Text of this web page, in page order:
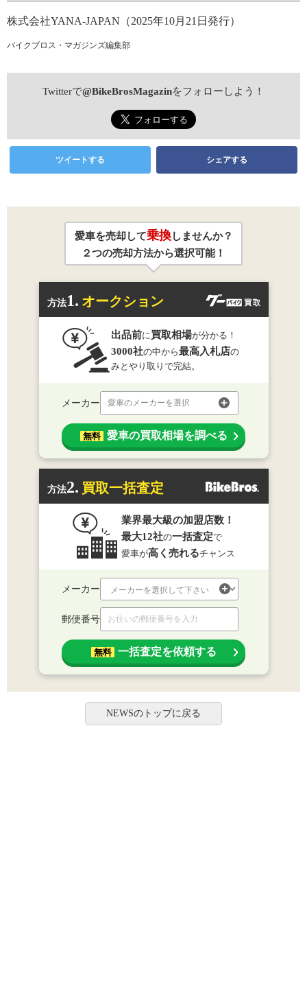
株式会社YANA-JAPAN（2025年10月21日発行）
バイクブロス・マガジンズ編集部
Twitterで@BikeBrosMagazinをフォローしよう！
ツイートする シェアする
愛車を売却して乗換しませんか？
２つの売却方法から選択可能！
方法1. オークション
出品前に買取相場が分かる！
3000社の中から最高入札店の
みとやり取りで完結。
メーカー 愛車のメーカーを選択
無料 愛車の買取相場を調べる
方法2. 買取一括査定
業界最大級の加盟店数！
最大12社の一括査定で
愛車が高く売れるチャンス
メーカー
郵便番号
無料 一括査定を依頼する
NEWSのトップに戻る